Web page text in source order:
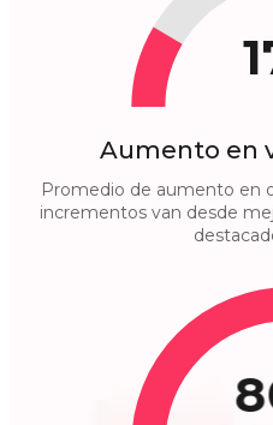
Aumento en
Promedio de aumento en
incrementos van desde